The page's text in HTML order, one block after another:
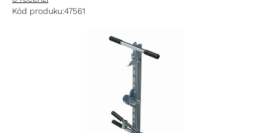
Kód produku:47561